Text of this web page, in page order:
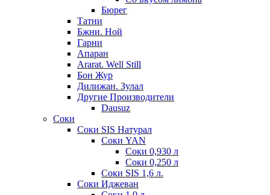
Бюрег
Татни
Бжни. Ной
Гарни
Апаран
Ararat. Well Still
Бон Жур
Дилижан. Зулал
Другие Производители
Dausuz
Соки
Соки SIS Натурал
Соки YAN
Соки 0,930 л
Соки 0,250 л
Соки SIS 1,6 л.
Соки Иджеван